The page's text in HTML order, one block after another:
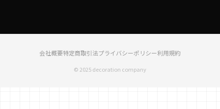
会社概要特定商取引法プライバシーポリシー利用規約
© 2025 decoration company